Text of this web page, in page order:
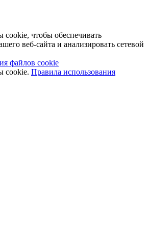
чтобы обеспечивать
веб-сайта и анализировать сетевой
файлов cookie
cookie. Правила использования